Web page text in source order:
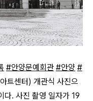
#안양문예회관 #안양 #
트센터) 개관식 사진으
다. 사진 촬영 일자가 19